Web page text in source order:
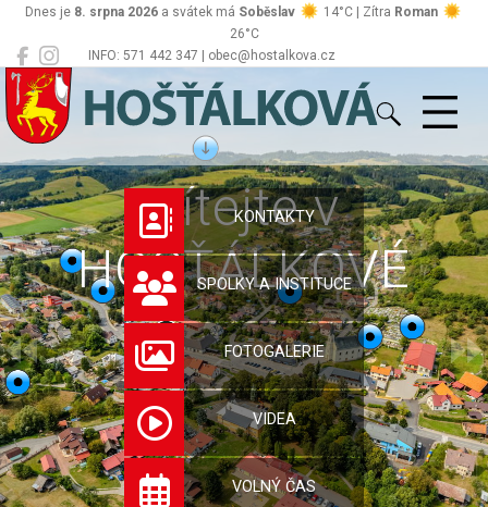
INFO: 571 442 347 | obec@hostalkova.cz
Dnes je 8. srpna 2026 a svátek má Soběslav 14°C | Zítra Roman
26°C
Hošťálková
Vítejte v
HOŠŤÁLKOVÉ
KONTAKTY
SPOLKY A INSTITUCE
FOTOGALERIE
VIDEA
VOLNÝ ČAS